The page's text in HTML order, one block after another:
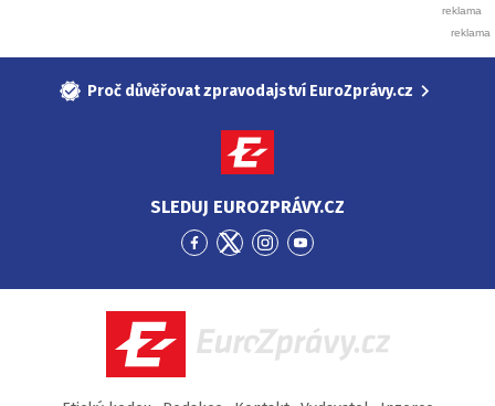
Proč důvěřovat zpravodajství EuroZprávy.cz
SLEDUJ EUROZPRÁVY.CZ
Přejít
Facebook
Přejít
Twitter
Přejít
Instagram
Přejít
YouTube
EuroZprávy.cz